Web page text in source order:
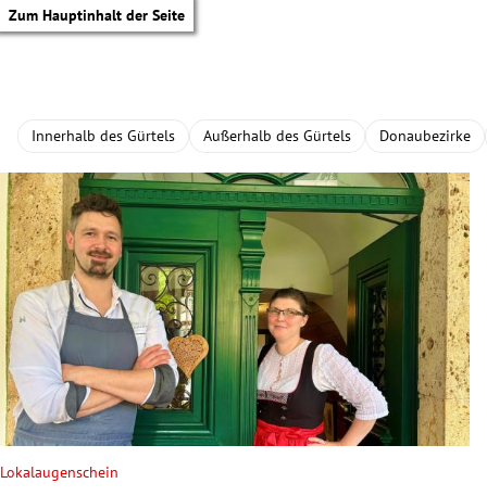
Zum Hauptinhalt der Seite
Innerhalb des Gürtels Außerhalb des Gürtels Donaubezirke
Lokalaugenschein